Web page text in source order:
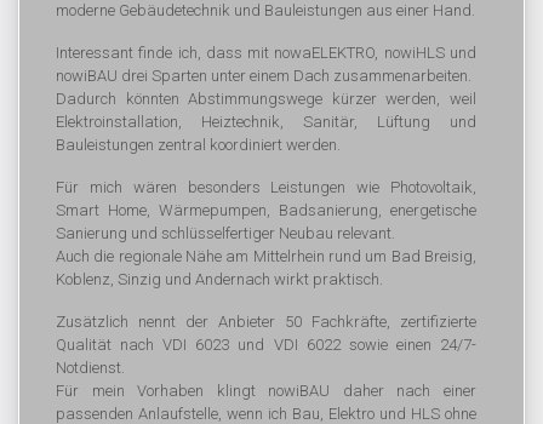
moderne Gebäudetechnik und Bauleistungen aus einer Hand.
Interessant finde ich, dass mit nowaELEKTRO, nowiHLS und
nowiBAU drei Sparten unter einem Dach zusammenarbeiten.
Dadurch könnten Abstimmungswege kürzer werden, weil
Elektroinstallation, Heiztechnik, Sanitär, Lüftung und
Bauleistungen zentral koordiniert werden.
Für mich wären besonders Leistungen wie Photovoltaik,
Smart Home, Wärmepumpen, Badsanierung, energetische
Sanierung und schlüsselfertiger Neubau relevant.
Auch die regionale Nähe am Mittelrhein rund um Bad Breisig,
Koblenz, Sinzig und Andernach wirkt praktisch.
Zusätzlich nennt der Anbieter 50 Fachkräfte, zertifizierte
Qualität nach VDI 6023 und VDI 6022 sowie einen 24/7-
Notdienst.
Für mein Vorhaben klingt nowiBAU daher nach einer
passenden Anlaufstelle, wenn ich Bau, Elektro und HLS ohne